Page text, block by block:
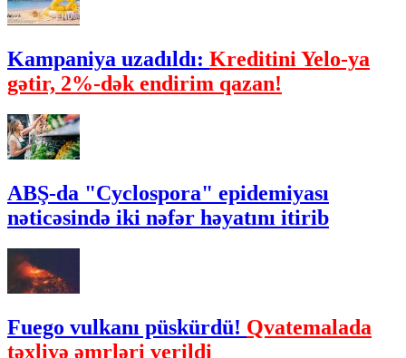
Kampaniya uzadıldı: Kreditini Yelo-ya
gətir, 2%-dək endirim qazan!
ABŞ-da "Cyclospora" epidemiyası
nəticəsində iki nəfər həyatını itirib
Fuego vulkanı püskürdü! Qvatemalada
təxliyə əmrləri verildi